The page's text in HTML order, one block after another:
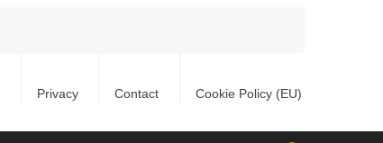
Privacy Contact Cookie Policy (EU)